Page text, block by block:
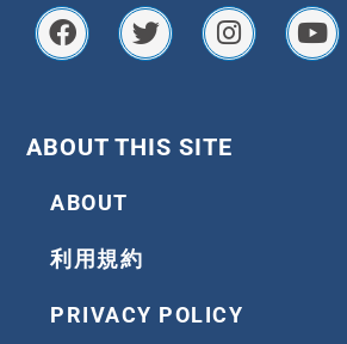
a
c
o
o
k
w
i
e
r
n
s
g
r
o
u
ABOUT THIS SITE
ABOUT
利用規約
PRIVACY POLICY